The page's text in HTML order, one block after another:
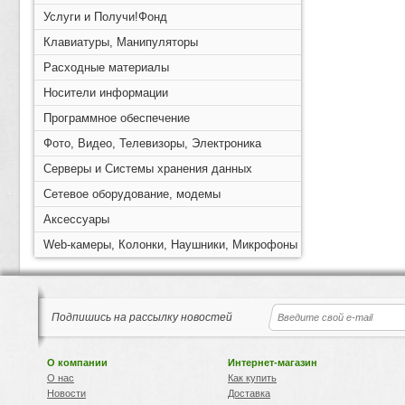
Услуги и Получи!Фонд
Клавиатуры, Манипуляторы
Расходные материалы
Носители информации
Программное обеспечение
Фото, Видео, Телевизоры, Электроника
Серверы и Системы хранения данных
Сетевое оборудование, модемы
Аксессуары
Web-камеры, Колонки, Наушники, Микрофоны
Подпишись на рассылку новостей
О компании
О нас
Новости
Интернет-магазин
Как купить
Доставка